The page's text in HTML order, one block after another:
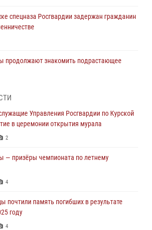
спецназа Росгвардии задержан гражданин
продолжают знакомить подрастающее
наркотиков
Управления Росгвардии по Курской
в церемонии открытия мурала
2
— призёры чемпионата по летнему
4
почтили память погибших в результате
году
4